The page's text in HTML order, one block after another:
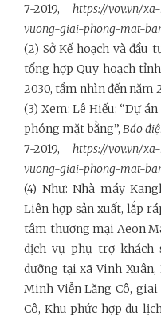
7-2019, https://vov.vn/
vuong-giai-phong-mat-
(2) Sở Kế hoạch và đầu
tổng hợp Quy hoạch
2030, tầm nhìn đến năm
(3) Xem: Lê Hiếu: “Dự
phóng mặt bằng”, Báo
7-2019, https://vov.vn/
vuong-giai-phong-mat-
(4) Như: Nhà máy
Liên hợp sản xuất, lắp
tâm thương mại Aeon
dịch vụ phụ trợ
dưỡng tại xã Vinh
Minh Viễn Lăng Cô,
Cô, Khu phức hợp du